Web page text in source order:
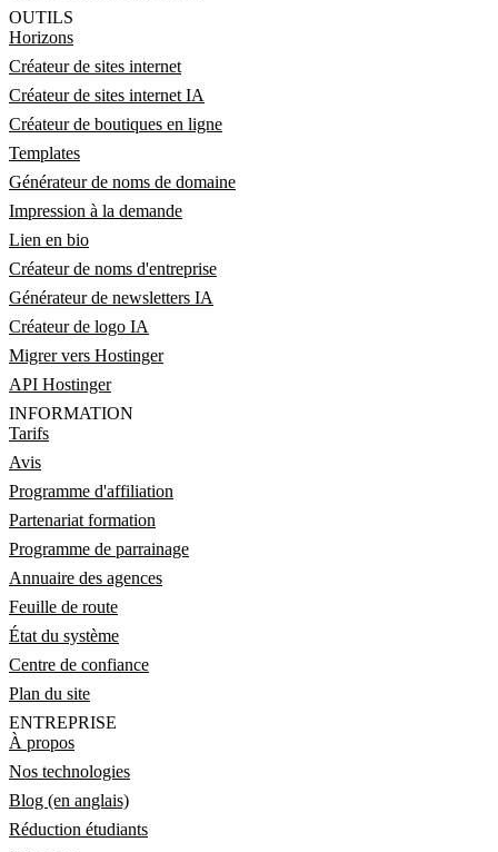
OUTILS
Horizons
Créateur de sites internet
Créateur de sites internet IA
Créateur de boutiques en ligne
Templates
Générateur de noms de domaine
Impression à la demande
Lien en bio
Créateur de noms d'entreprise
Générateur de newsletters IA
Créateur de logo IA
Migrer vers Hostinger
API Hostinger
INFORMATION
Tarifs
Avis
Programme d'affiliation
Partenariat formation
Programme de parrainage
Annuaire des agences
Feuille de route
État du système
Centre de confiance
Plan du site
ENTREPRISE
À propos
Nos technologies
Blog (en anglais)
Réduction étudiants